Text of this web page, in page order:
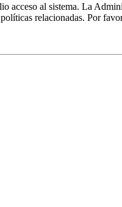
acceso al sistema. La
relacionadas. Por